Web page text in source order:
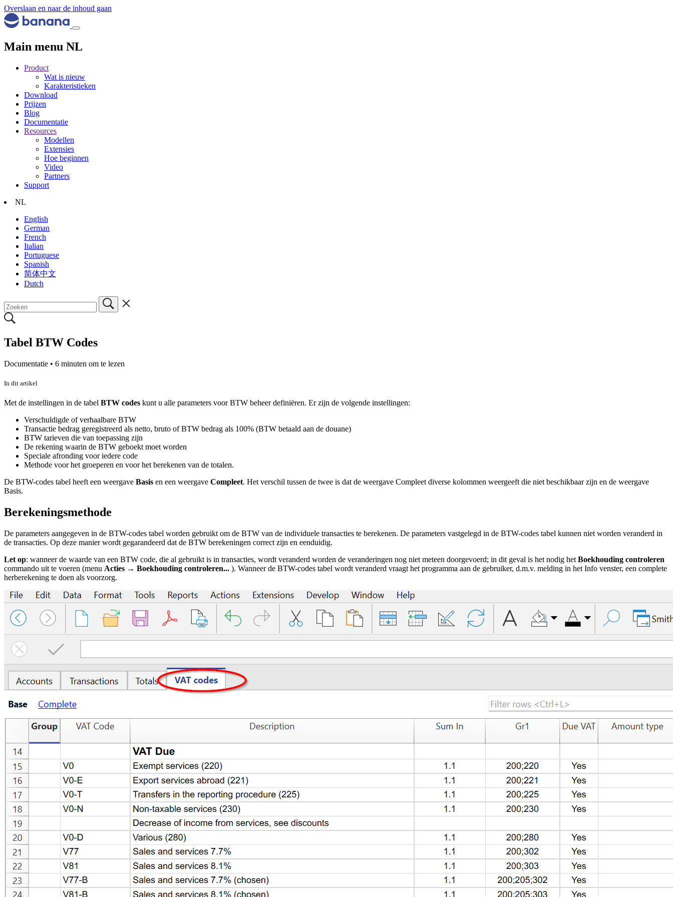
Overslaan en naar de inhoud gaan
Main menu NL
Product
Wat is nieuw
Karakteristieken
Download
Prijzen
Blog
Documentatie
Resources
Modellen
Extensies
Hoe beginnen
Video
Partners
Support
NL
English
German
French
Italian
Portuguese
Spanish
简体中文
Dutch
Tabel BTW Codes
Documentatie • 6 minuten om te lezen
In dit artikel
Met de instellingen in de tabel BTW codes kunt u alle parameters voor BTW beheer definiëren. Er zijn de volgende instellingen:
Verschuldigde of verhaalbare BTW
Transactie bedrag geregistreerd als netto, bruto of BTW bedrag als 100% (BTW betaald aan de douane)
BTW tarieven die van toepassing zijn
De rekening waarin de BTW geboekt moet worden
Speciale afronding voor iedere code
Methode voor het groeperen en voor het berekenen van de totalen.
De BTW-codes tabel heeft een weergave Basis en een weergave Compleet. Het verschil tussen de twee is dat de weergave Compleet diverse kolommen weergeeft die niet beschikbaar zijn en de weergave
Basis.
Berekeningsmethode
De parameters aangegeven in de BTW-codes tabel worden gebruikt om de BTW van de individuele transacties te berekenen. De parameters vastgelegd in de BTW-codes tabel kunnen niet worden veranderd in
de transacties. Op deze manier wordt gegarandeerd dat de BTW berekeningen correct zijn en eenduidig.
Let op: wanneer de waarde van een BTW code, die al gebruikt is in transacties, wordt veranderd worden de veranderingen nog niet meteen doorgevoerd; in dit geval is het nodig het Boekhouding controleren
commando uit te voeren (menu Acties → Boekhouding controleren... ). Wanneer de BTW-codes tabel wordt veranderd vraagt het programma aan de gebruiker, d.m.v. melding in het Info venster, een complete
herberekening te doen als voorzorg.